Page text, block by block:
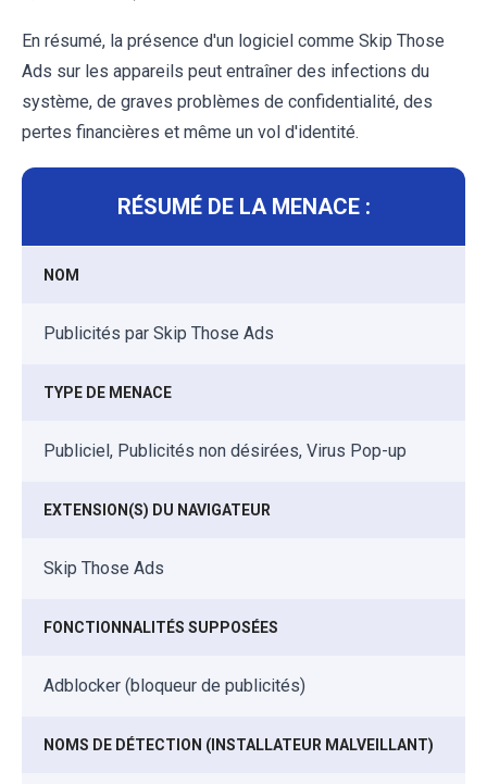
En résumé, la présence d'un logiciel comme Skip Those
Ads sur les appareils peut entraîner des infections du
système, de graves problèmes de confidentialité, des
pertes financières et même un vol d'identité.
RÉSUMÉ DE LA MENACE :
NOM
Publicités par Skip Those Ads
TYPE DE MENACE
Publiciel, Publicités non désirées, Virus Pop-up
EXTENSION(S) DU NAVIGATEUR
Skip Those Ads
FONCTIONNALITÉS SUPPOSÉES
Adblocker (bloqueur de publicités)
NOMS DE DÉTECTION (INSTALLATEUR MALVEILLANT)